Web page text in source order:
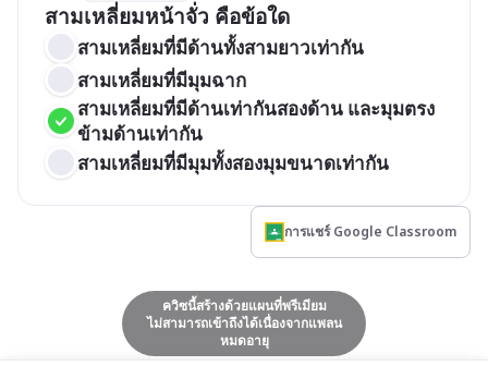
สามเหลี่ยมหน้าจั่ว คือข้อใด
สามเหลี่ยมที่มีด้านทั้งสามยาวเท่ากัน
สามเหลี่ยมที่มีมุมฉาก
สามเหลี่ยมที่มีด้านเท่ากันสองด้าน และมุมตรง
ข้ามด้านเท่ากัน
สามเหลี่ยมที่มีมุมทั้งสองมุมขนาดเท่ากัน
การแชร์ Google Classroom
ควิซนี้สร้างด้วยแผนที่พรีเมียม
ไม่สามารถเข้าถึงได้เนื่องจากแพลน
หมดอายุ